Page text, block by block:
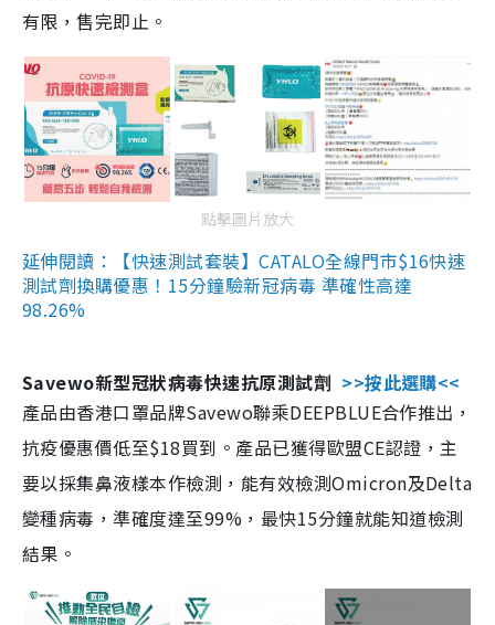
有限，售完即止。
點擊圖片放大
延伸閱讀：【快速測試套裝】CATALO全線門市$16快速
測試劑換購優惠！15分鐘驗新冠病毒 準確性高達
98.26%
Savewo新型冠狀病毒快速抗原測試劑 >>按此選購<<
產品由香港口罩品牌Savewo聯乘DEEPBLUE合作推出，
抗疫優惠價低至$18買到。產品已獲得歐盟CE認證，主
要以採集鼻液樣本作檢測，能有效檢測Omicron及Delta
變種病毒，準確度達至99%，最快15分鐘就能知道檢測
結果。